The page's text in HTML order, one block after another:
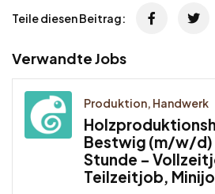
Teile diesen Beitrag:
Verwandte Jobs
Produktion, Handwerk
Bestwig (m/w/d)
Stunde –
Teilzeitjob,